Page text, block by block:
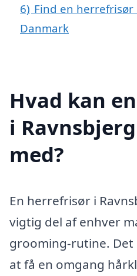
6) Find en
Danmark
Hvad kan
i
med?
En herrefrisør i
vigtig del af enhver
grooming-rutine. Det
at få en omgang